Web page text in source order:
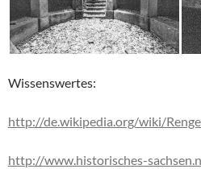
Wissenswertes:
http://de.wikipedia.org/wiki/
http://www.historisches-